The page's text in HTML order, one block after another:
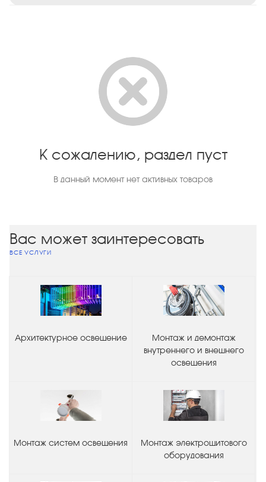
К сожалению, раздел пуст
В данный момент нет активных товаров
Вас может заинтересовать
ВСЕ УСЛУГИ
Архитектурное освещение
Монтаж и демонтаж
внутреннего и внешнего
освещения
Монтаж систем освещения
Монтаж электрощитового
оборудования